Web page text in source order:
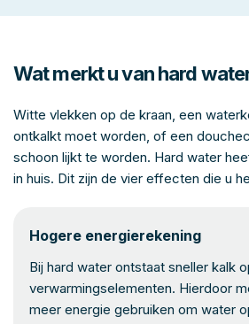
Wat merkt u van hard
Witte vlekken op de kraan, een
ontkalkt moet worden, of een
schoon lijkt te worden. Hard water
in huis. Dit zijn de vier effecten die u
Hogere energierekening
Bij hard water ontstaat sneller kalk
verwarmingselementen. Hierdoor
meer energie gebruiken om water